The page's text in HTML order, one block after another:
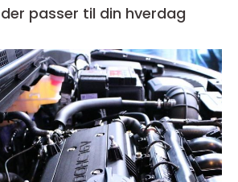
passer til din hverdag